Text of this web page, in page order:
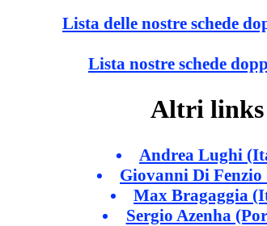
Lista delle nostre schede
Lista nostre schede
Altri links
Andrea Lughi
Giovanni Di
Max Bragaggia
Sergio Azenha